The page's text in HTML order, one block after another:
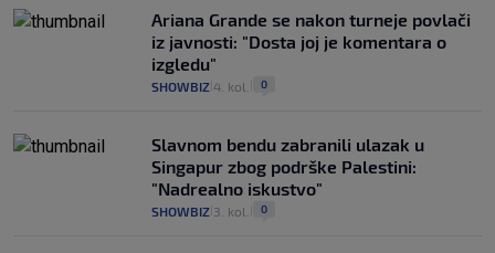
Ariana Grande se nakon turneje povlači
iz javnosti: "Dosta joj je komentara o
izgledu"
SHOWBIZ 4. kol. 0
Slavnom bendu zabranili ulazak u
Singapur zbog podrške Palestini:
"Nadrealno iskustvo"
SHOWBIZ 3. kol. 0